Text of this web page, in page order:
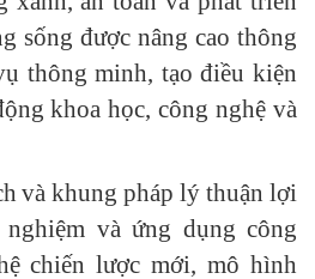
sống được nâng cao thông
thông minh, tạo điều kiện
khoa học, công nghệ và
và khung pháp lý thuận lợi
và ứng dụng công
chiến lược mới, mô hình